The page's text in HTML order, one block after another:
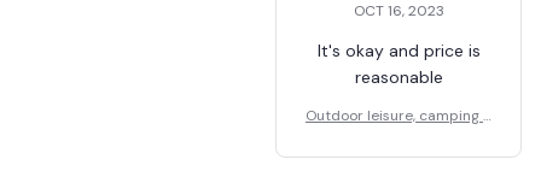
OCT 16, 2023
It's okay and price is
reasonable
Outdoor leisure, camping a